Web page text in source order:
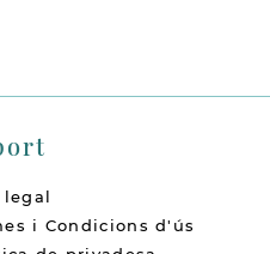
legal
i Condicions d'ús